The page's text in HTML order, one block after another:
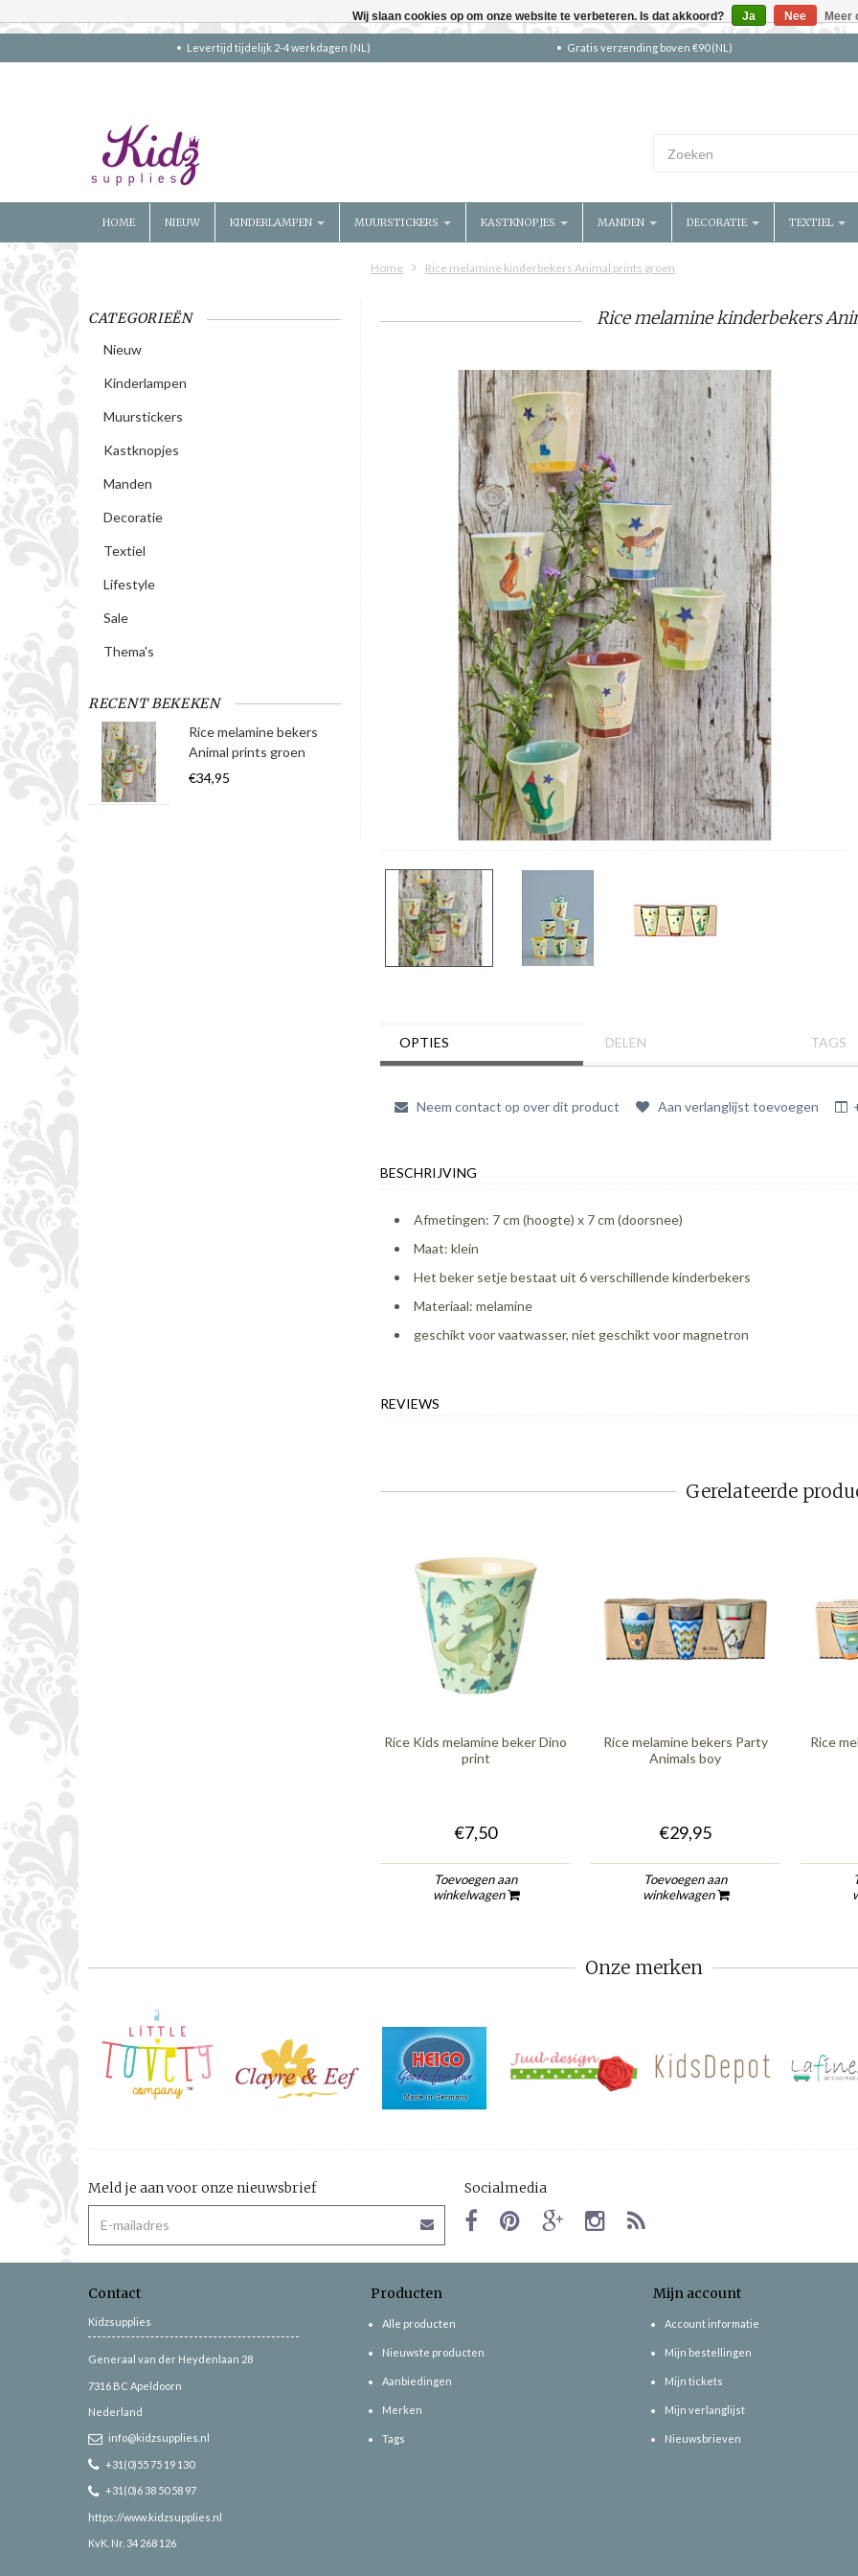
Levertijd tijdelijk 2-4 werkdagen (NL) Gratis verzending boven €90 (NL)
HOME NIEUW KINDERLAMPEN MUURSTICKERS KASTKNOPJES MANDEN DECORATIE TEXTIEL
Home Rice melamine kinderbekers Animal prints groen
CATEGORIEËN
Nieuw
Kinderlampen
Muurstickers
Kastknopjes
Manden
Decoratie
Textiel
Lifestyle
Sale
Thema's
RECENT BEKEKEN
Rice melamine bekers
Animal prints groen
€34,95
Rice melamine kinderbekers
OPTIES DELEN TAGS
Neem contact op over dit product Aan verlanglijst toevoegen
BESCHRIJVING
Afmetingen: 7 cm (hoogte) x 7 cm (doorsnee)
Maat: klein
Het beker setje bestaat uit 6 verschillende kinderbekers
Materiaal: melamine
geschikt voor vaatwasser, niet geschikt voor magnetron
REVIEWS
Gerelateerde
Rice Kids melamine beker Dino
print
€7,50
Toevoegen aan
winkelwagen
Rice melamine bekers Party
Animals boy
€29,95
Toevoegen aan
winkelwagen
Rice
Onze merken
Meld je aan voor onze nieuwsbrief Socialmedia
Contact
Kidzsupplies
Generaal van der Heydenlaan 28
7316 BC Apeldoorn
Nederland
info@kidzsupplies.nl
+31(0)55 75 19 130
+31(0)6 38 50 58 97
https://www.kidzsupplies.nl
KvK. Nr. 34 268 126
Producten
Alle producten
Nieuwste producten
Aanbiedingen
Merken
Tags
Mijn account
Account informatie
Mijn bestellingen
Mijn tickets
Mijn verlanglijst
Nieuwsbrieven
Wij slaan cookies op om onze website te verbeteren. Is dat akkoord? Ja Nee Meer